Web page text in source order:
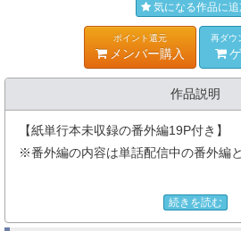
気になる作品に追
ポイント還元
メンバー購入
再ダウ
作品説明
【紙単行本未収録の番外編19P付き】
※番外編の内容は単話配信中の番外編
「この秘密、絶対バレたくない。……
続きを読む